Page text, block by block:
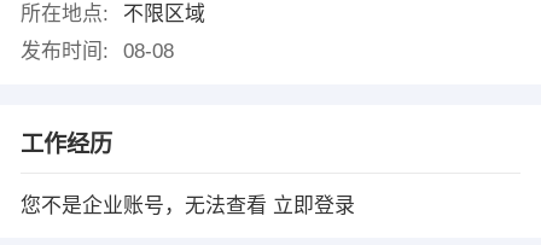
所在地点:
不限区域
发布时间:
08-08
工作经历
您不是企业账号，无法查看 立即登录